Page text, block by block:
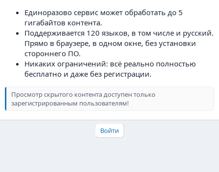
Единоразово сервис может обработать до 5
гигабайтов контента.
Поддерживается 120 языков, в том числе и русский.
Прямо в браузере, в одном окне, без установки
стороннего ПО.
Никаких ограничений: всё реально полностью
бесплатно и даже без регистрации.
Просмотр скрытого контента доступен только
зарегистрированным пользователям!
Войти